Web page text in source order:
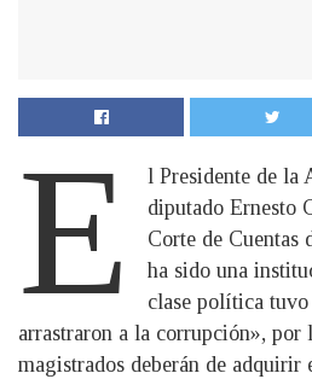
E
l Presidente de la
diputado Ernesto
Corte de Cuentas
ha sido una
clase política
arrastraron a la corrupción», por
magistrados deberán de adquirir